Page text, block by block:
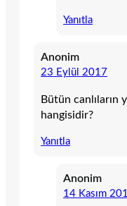
Yanıtla
Anonim
23 Eylül 2017
Bütün canlıların
hangisidir?
Yanıtla
Anonim
14 Kasım